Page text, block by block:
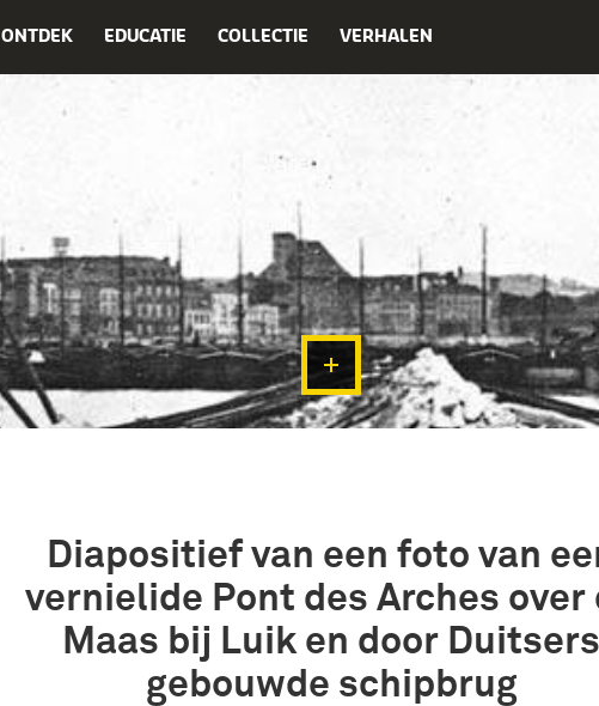
ONTDEK EDUCATIE COLLECTIE VERHALEN
Diapositief van een foto van
vernielide Pont des Arches over
Maas bij Luik en door Duitsers
gebouwde schipbrug